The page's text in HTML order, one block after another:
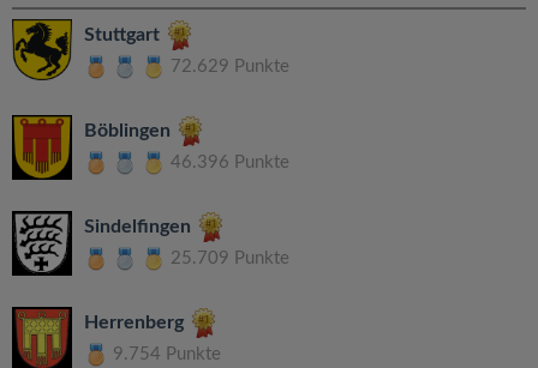
Stuttgart
72.629 Punkte
Böblingen
46.396 Punkte
Sindelfingen
25.709 Punkte
Herrenberg
9.754 Punkte